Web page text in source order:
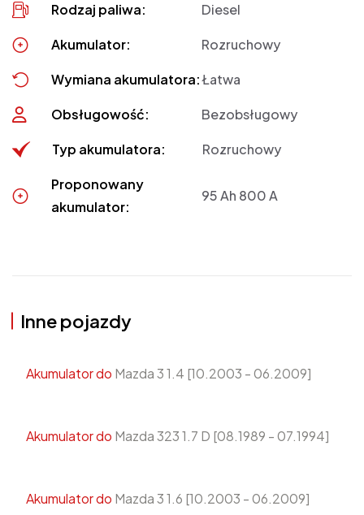
Rodzaj paliwa: Diesel
Akumulator: Rozruchowy
Wymiana akumulatora:Łatwa
Obsługowość: Bezobsługowy
Typ akumulatora: Rozruchowy
Proponowany
akumulator:
95 Ah 800 A
Inne pojazdy
Akumulator do Mazda 3 1.4 [10.2003 - 06.2009]
Akumulator do Mazda 323 1.7 D [08.1989 - 07.1994]
Akumulator do Mazda 3 1.6 [10.2003 - 06.2009]